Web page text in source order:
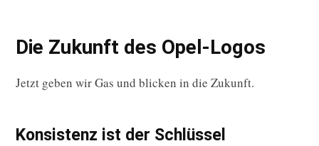
Die Zukunft des Opel-Logos
Jetzt geben wir Gas und blicken in die Zukunft.
Konsistenz ist der Schlüssel